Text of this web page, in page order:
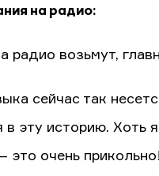
на радио:
радио возьмут,
сейчас так
в эту историю. Хоть
это очень